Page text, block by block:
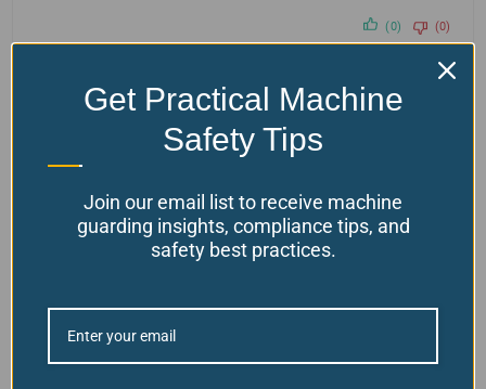
(0) (0)
Avertissement:En achetant nos produits, vous
chaud » (par exemple, meulage, soudage, brasage,
découpage) en raison du risque d'incendie. Une
Get Practical Machine
Safety Tips
Join our email list to receive machine
guarding insights, compliance tips, and
safety best practices.